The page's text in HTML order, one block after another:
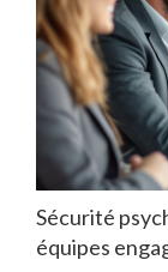
Sécurité
équipes